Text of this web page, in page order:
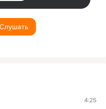
Слушать
4:25